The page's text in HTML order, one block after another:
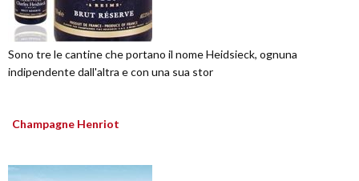
Sono tre le cantine che portano il nome Heidsieck, ognuna
indipendente dall'altra e con una sua stor
Champagne Henriot